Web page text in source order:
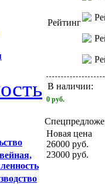
Рейтинг
В наличии:
0 руб.
Новая цена
26000 руб.
23000 руб.